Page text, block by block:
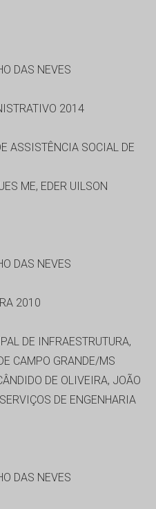
DAS NEVES
2014
ASSISTÊNCIA SOCIAL DE
ME, EDER UILSON
DAS NEVES
2010
DE INFRAESTRUTURA,
CAMPO GRANDE/MS
DE OLIVEIRA, JOÃO
DE ENGENHARIA
DAS NEVES